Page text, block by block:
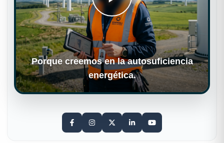
Porque creemos en la autosuficiencia
energética.